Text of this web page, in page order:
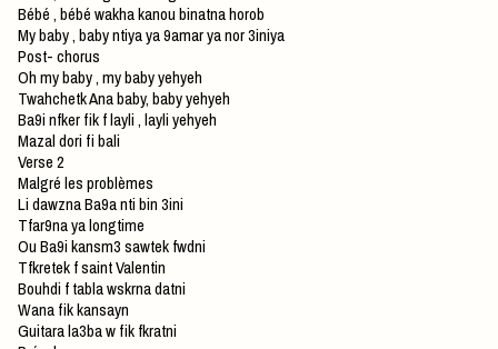
Bébé , bébé wakha kanou binatna horob
My baby , baby ntiya ya 9amar ya nor 3iniya
Post- chorus
Oh my baby , my baby yehyeh
Twahchetk Ana baby, baby yehyeh
Ba9i nfker fik f layli , layli yehyeh
Mazal dori fi bali
Verse 2
Malgré les problèmes
Li dawzna Ba9a nti bin 3ini
Tfar9na ya longtime
Ou Ba9i kansm3 sawtek fwdni
Tfkretek f saint Valentin
Bouhdi f tabla wskrna datni
Wana fik kansayn
Guitara la3ba w fik fkratni